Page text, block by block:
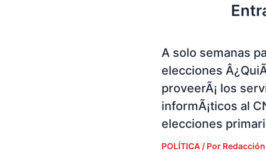
A solo semanas
elecciones
proveerÃ¡ los
informÃ¡ticos al
elecciones
POLÍTICA / Por Redacción